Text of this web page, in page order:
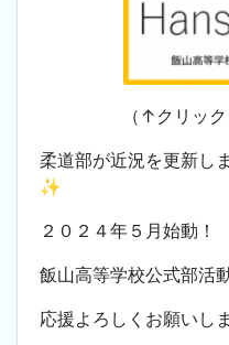
（↑クリッ
柔道部が近況を更新し
✨
２０２４年５月始動！
飯山高等学校公式部活
応援よろしくお願いし